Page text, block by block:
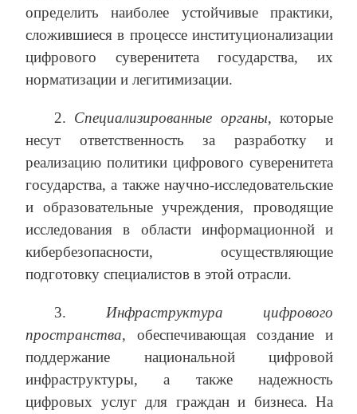
определить наиболее устойчивые практики,
сложившиеся в процессе институционализации
цифрового суверенитета государства, их
норматизации и легитимизации.
2. Специализированные органы, которые
несут ответственность за разработку и
реализацию политики цифрового суверенитета
государства, а также научно-исследовательские
и образовательные учреждения, проводящие
исследования в области информационной и
кибербезопасности, осуществляющие
подготовку специалистов в этой отрасли.
3. Инфраструктура цифрового
пространства, обеспечивающая создание и
поддержание национальной цифровой
инфраструктуры, а также надежность
цифровых услуг для граждан и бизнеса. На